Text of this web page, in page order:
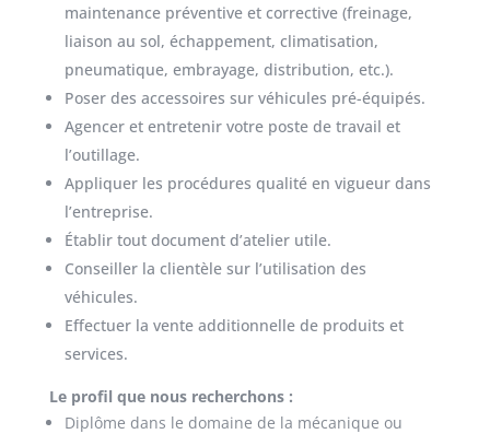
maintenance préventive et corrective (freinage,
liaison au sol, échappement, climatisation,
pneumatique, embrayage, distribution, etc.).
Poser des accessoires sur véhicules pré-équipés.
Agencer et entretenir votre poste de travail et
l’outillage.
Appliquer les procédures qualité en vigueur dans
l’entreprise.
Établir tout document d’atelier utile.
Conseiller la clientèle sur l’utilisation des
véhicules.
Effectuer la vente additionnelle de produits et
services.
Le profil que nous recherchons :
Diplôme dans le domaine de la mécanique ou